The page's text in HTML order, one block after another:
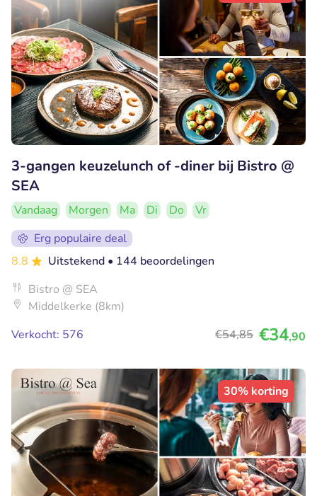
3-gangen keuzelunch of -diner bij Bistro @
SEA
Vandaag Morgen Ma Di Do
Vr
Erg populaire deal
8.8
Uitstekend • 144 beoordelingen
Bistro @ SEA
Middelkerke (8km)
Verkocht: 576
€54,85 €34,90
30% korting